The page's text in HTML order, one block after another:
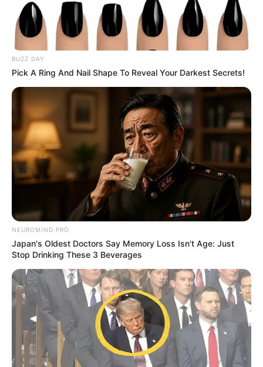
ΤΑ ΠΙΟ ΔΗΜΟΦΙΛΗ
BUZZ DAY
Pick A Ring And Nail Shape To Reveal Your Darkest Secrets!
NEUROMIND PRO
Japan's Oldest Doctors Say Memory Loss Isn't Age: Just
Stop Drinking These 3 Beverages